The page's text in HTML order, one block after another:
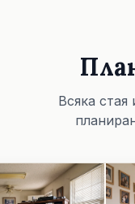
Всяка